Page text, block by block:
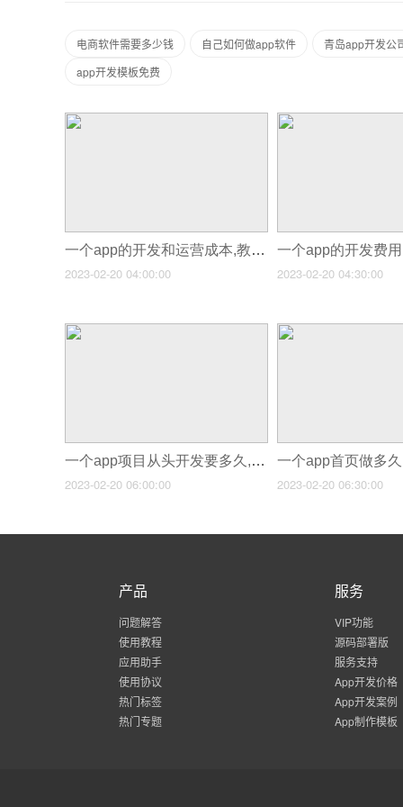
电商软件需要多少钱 自己如何做app软件
青岛app开发公
app开发模板免费
一个app的开发和运营成本,教育app开发好的创意
2023-02-20 04:00:00 2023-02-20 04:30:00
一个app项目从头开发要多久,做一个app需要多久
2023-02-20 06:00:00 2023-02-20 06:30:00
产品
问题解答
使用教程
应用助手
使用协议
热门标签
热门专题
服务
VIP功能
源码部署版
服务支持
App开发价格
App开发案例
App制作模板